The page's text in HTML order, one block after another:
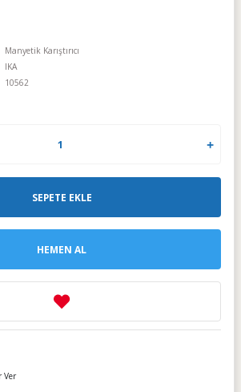
Manyetik Karıştırıcı
IKA
10562
SEPETE EKLE
HEMEN AL
Ver